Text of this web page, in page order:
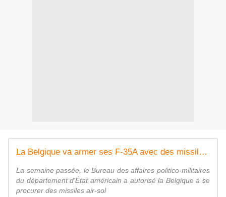
La Belgique va armer ses F-35A avec des missiles de croisière AGM-184 JSM pour près de 700 millions d'euros - Zone Militaire
La semaine passée, le Bureau des affaires politico-militaires
du département d'État américain a autorisé la Belgique à se
procurer des missiles air-sol